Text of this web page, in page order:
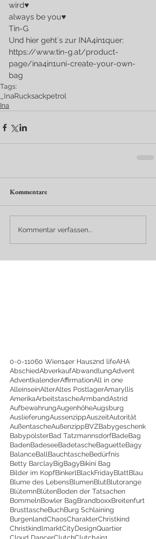
wird♥
always be you♥
Tin-G
Und hier geht`s zur INA4in1quer:
https://www.tin-g.at/product-
page/ina4in1uni-create-your-own-
bag
Tags:
_InaRucksackpetrol
Ina
Kommentare
Kommentar verfassen...
0-0-11060 Wien14er Haus2nd lifeAHA
AbschiedAbverkaufAbwandlungAdvent
AdventkalenderAffirmationAll in one
AlleinseinAlterAltes PostlagerAmaryllis
AmerikaArbeitstascheArmbandAstrid
AufbewahrungAugenhöheAugsburg
AuslieferungAussenzippAuszeitAutorität
AußentascheAußenzippBVZBabygeschenk
BabypolsterBad TatzmannsdorfBadeBag
BadenBadeseeBadetascheBaguetteBagy
BalanceBallBauchtascheBedürfnis
Betty BarclayBigBagyBikini Bag
Bilder im KopfBinkerlBlackFridayBlattBlau
Blume des LebensBlumenBlutBlutorange
BlütemnBlütenBoden der Tatsachen
BommelnBowler BagBrandboxxBreitenfurt
BrusttascheBuchBurg Schlaining
BurgenlandChaosCharakterChristkind
ChristkindlmarktCityDesignQuartier